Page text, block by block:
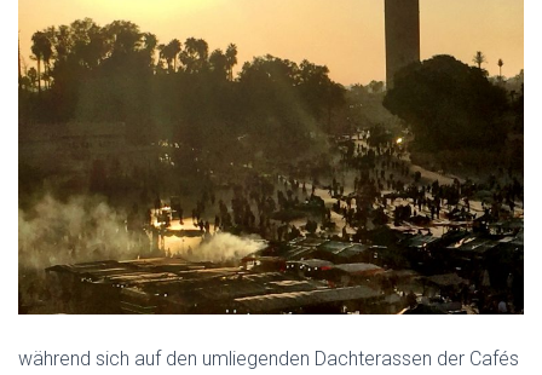
während sich auf den umliegenden Dachterassen der Cafés